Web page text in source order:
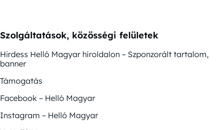
Szolgáltatások, közösségi felületek
Hirdess Helló Magyar híroldalon – Szponzorált tartalom,
banner
Támogatás
Facebook – Helló Magyar
Instagram – Helló Magyar